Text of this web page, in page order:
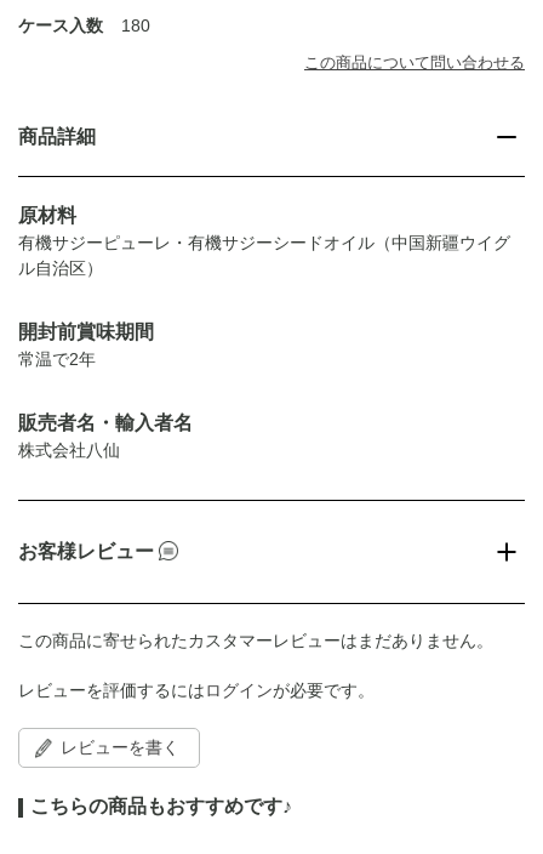
ケース入数
180
この商品について問い合わせる
商品詳細
原材料
有機サジーピューレ・有機サジーシードオイル（中国新疆ウイグ
ル自治区）
開封前賞味期間
常温で2年
販売者名・輸入者名
株式会社八仙
お客様レビュー
この商品に寄せられたカスタマーレビューはまだありません。
レビューを評価するにはログインが必要です。
レビューを書く
こちらの商品もおすすめです♪